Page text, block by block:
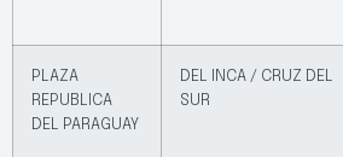
PLAZA
REPUBLICA
DEL PARAGUAY
DEL INCA / CRUZ DEL
SUR